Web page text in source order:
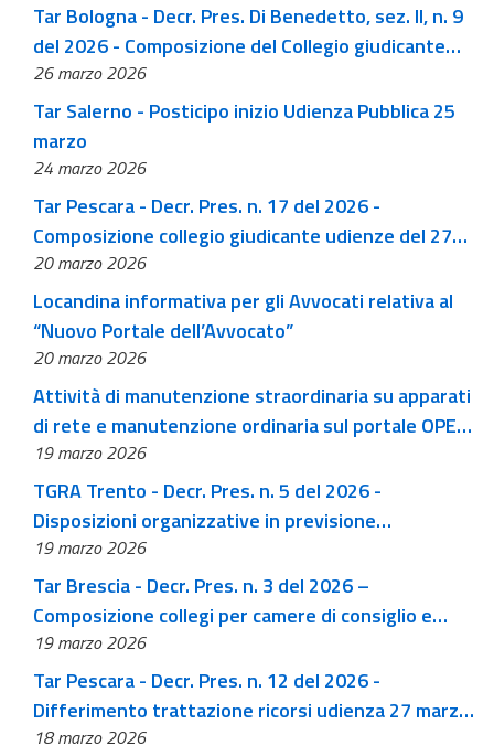
Tar Bologna - Decr. Pres. Di Benedetto, sez. II, n. 9
del 2026 - Composizione del Collegio giudicante
della Camera di Consiglio del 26 marzo 2026
26 marzo 2026
Tar Salerno - Posticipo inizio Udienza Pubblica 25
marzo
24 marzo 2026
Tar Pescara - Decr. Pres. n. 17 del 2026 -
Composizione collegio giudicante udienze del 27
marzo 2026
20 marzo 2026
Locandina informativa per gli Avvocati relativa al
“Nuovo Portale dell’Avvocato”
20 marzo 2026
Attività di manutenzione straordinaria su apparati
di rete e manutenzione ordinaria sul portale OPEN
GA
19 marzo 2026
TGRA Trento - Decr. Pres. n. 5 del 2026 -
Disposizioni organizzative in previsione
dell'eventuale deposito di ricorsi elettorali in
occasione delle elezioni comunali del 17 maggio
2026 (eventuale turno di ballottaggio il giorno 31
maggio 2026)
19 marzo 2026
Tar Brescia - Decr. Pres. n. 3 del 2026 –
Composizione collegi per camere di consiglio e
pubbliche udienze della prima Sezione dal 1 aprile
al 30 giugno 2026
19 marzo 2026
Tar Pescara - Decr. Pres. n. 12 del 2026 -
Differimento trattazione ricorsi udienza 27 marzo
2026
18 marzo 2026